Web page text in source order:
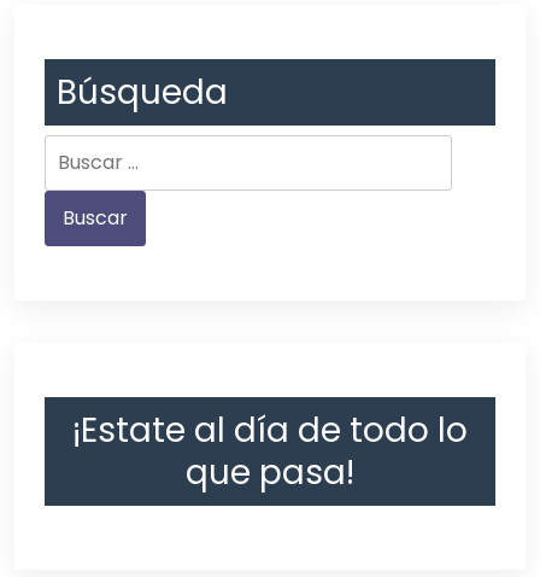
Búsqueda
¡Estate al día de todo lo
que pasa!